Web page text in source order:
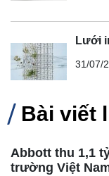
Lưới
31/07/
Bài viết
Abbott thu 1,1
trường Việt